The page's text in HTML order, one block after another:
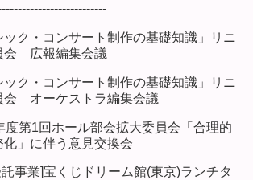
ク・コンサート制作の基礎知識」リニ
会 広報編集会議
ク・コンサート制作の基礎知識」リニ
会 オーケストラ編集会議
第1回ホール部会拡大委員会「合理的
」に伴う意見交換会
事業]宝くじドリーム館(東京)ランチタ